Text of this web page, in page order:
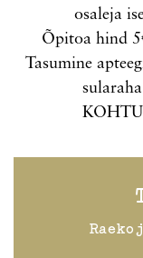
osaleja
Õpitoa hind
Tasumine